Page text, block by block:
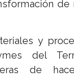
de
y
del
de